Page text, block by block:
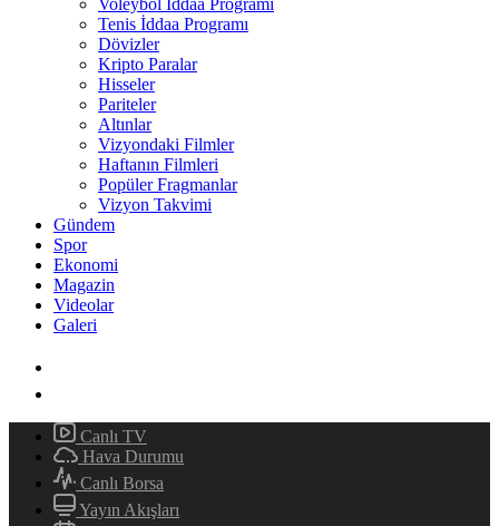
Voleybol İddaa Programı
Tenis İddaa Programı
Dövizler
Kripto Paralar
Hisseler
Pariteler
Altınlar
Vizyondaki Filmler
Haftanın Filmleri
Popüler Fragmanlar
Vizyon Takvimi
Gündem
Spor
Ekonomi
Magazin
Videolar
Galeri
Canlı TV
Hava Durumu
Canlı Borsa
Yayın Akışları